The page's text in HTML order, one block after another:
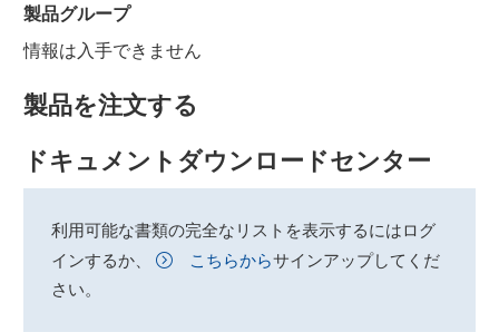
製品グループ
情報は入手できません
製品を注文する
ドキュメントダウンロードセンター
利用可能な書類の完全なリストを表示するにはログ
インするか、
こちらからサインアップしてくだ
さい。